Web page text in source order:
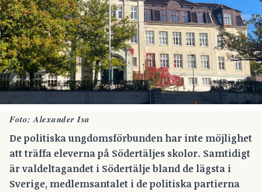
Foto: Alexander Isa
De politiska ungdomsförbunden har inte möjlighet
att träffa eleverna på Södertäljes skolor. Samtidigt
är valdeltagandet i Södertälje bland de lägsta i
Sverige, medlemsantalet i de politiska partierna